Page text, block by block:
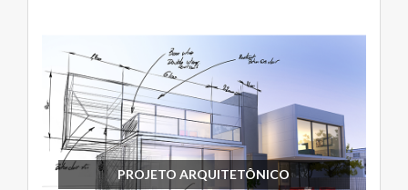
PROJETO ARQUITETÔNICO